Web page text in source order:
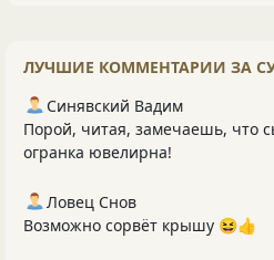
ЛУЧШИЕ КОММЕНТАРИИ ЗА
Синявский Вадим
Порой, читая, замечаешь, что
огранка ювелирна!
Ловец Снов
Возможно сорвёт крышу 😆👍